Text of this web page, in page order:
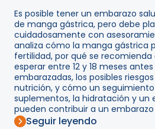
Es posible tener un embarazo
de manga gástrica, pero debe
cuidadosamente con
analiza cómo la manga gástrica
fertilidad, por qué se
esperar entre 12 y 18 meses
embarazadas, los posibles
nutrición, y cómo un
suplementos, la hidratación y un
pueden contribuir a un embarazo
Seguir leyendo